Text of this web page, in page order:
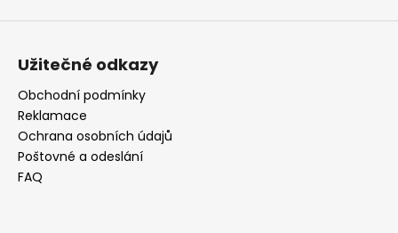
Užitečné odkazy
Obchodní podmínky
Reklamace
Ochrana osobních údajů
Poštovné a odeslání
FAQ